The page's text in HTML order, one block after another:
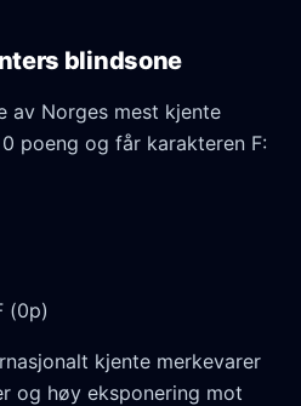
blindsone
av Norges mest kjente
poeng og får karakteren F:
(0p)
kjente merkevarer
og høy eksponering mot